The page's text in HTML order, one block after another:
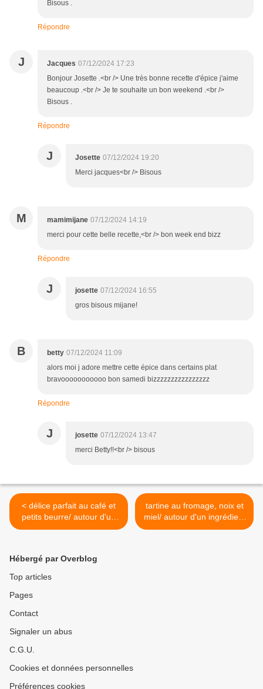
Bisous .
Répondre
J Jacques 07/12/2024 17:23
Bonjour Josette .<br /> Une très bonne recette d'épice j'aime
beaucoup .<br /> Je te souhaite un bon weekend .<br />
Bisous .
Répondre
J Josette 07/12/2024 19:20
Merci jacques<br /> Bisous
M mamimijane 07/12/2024 14:19
merci pour cette belle recette,<br /> bon week end bizz
Répondre
J josette 07/12/2024 16:55
gros bisous mijane!
B betty 07/12/2024 11:09
alors moi j adore mettre cette épice dans certains plat
bravooooooooooo bon samedi bizzzzzzzzzzzzzzzz
Répondre
J josette 07/12/2024 13:47
merci Betty!!<br /> bisous
< délice parfait au café et
petits beurre/ autour d'un
ingrédient #115
tartine au fromage, noix et
miel/ autour d'un ingrédient
#116 >
Hébergé par Overblog
Top articles
Pages
Contact
Signaler un abus
C.G.U.
Cookies et données personnelles
Préférences cookies